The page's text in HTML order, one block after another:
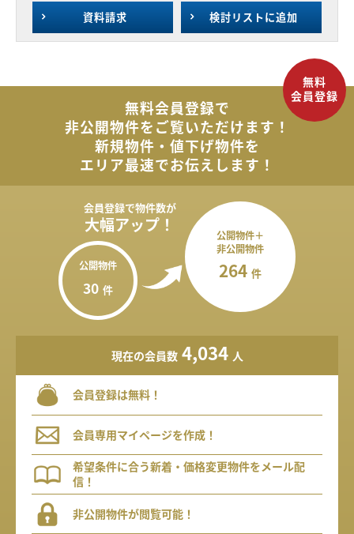
資料請求 検討リストに追加
無料会員登録で
非公開物件をご覧いただけます！
新規物件・値下げ物件を
エリア最速でお伝えします！
会員登録で物件数が
大幅アップ！
公開物件
30 件
公開物件＋
非公開物件
264 件
現在の会員数 4,034 人
会員登録は無料！
会員専用マイページを作成！
希望条件に合う新着・価格変更物件をメール配
信！
非公開物件が閲覧可能！